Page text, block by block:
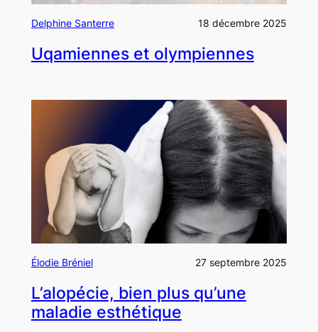
Delphine Santerre 18 décembre 2025
Uqamiennes et olympiennes
Élodie Bréniel 27 septembre 2025
L’alopécie, bien plus qu’une
maladie esthétique